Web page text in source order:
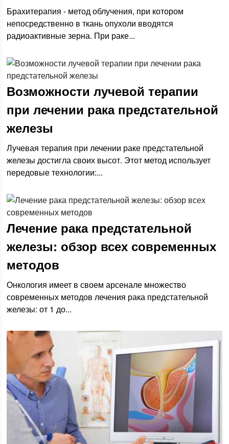
Брахитерапия - метод облучения, при котором
непосредственно в ткань опухоли вводятся
радиоактивные зерна. При раке...
Возможности лучевой терапии
при лечении рака предстательной
железы
Лучевая терапия при лечении раке предстательной
железы достигла своих высот. Этот метод использует
передовые технологии:...
Лечение рака предстательной
железы: обзор всех современных
методов
Онкология имеет в своем арсенале множество
современных методов лечения рака предстательной
железы: от 1 до...